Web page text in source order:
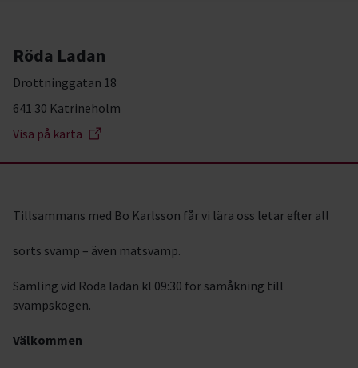
Röda Ladan
Drottninggatan 18
641 30 Katrineholm
Visa på karta
Tillsammans med Bo Karlsson får vi lära oss letar efter all
sorts svamp – även matsvamp.
Samling vid Röda ladan kl 09:30 för samåkning till
svampskogen.
Välkommen